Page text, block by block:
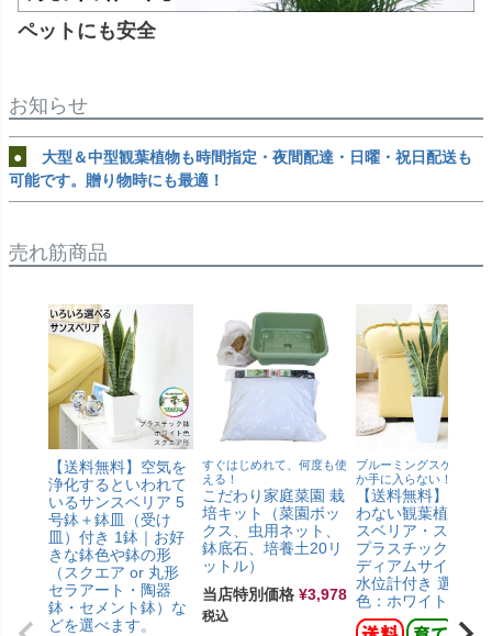
ペットにも安全
お知らせ
●
大型＆中型観葉植物も時間指定・夜間配達・日曜・祝日配送も
可能です。贈り物時にも最適！
売れ筋商品
【送料無料】空気を
浄化するといわれて
いるサンスベリア 5
号鉢＋鉢皿（受け
皿）付き 1鉢｜お好
きな鉢色や鉢の形
（スクエア or 丸形
セラアート・陶器
鉢・セメント鉢）な
どを選べます。
すぐはじめれて、何度も使
える！
こだわり家庭菜園 栽
培キット（菜園ボッ
クス、虫用ネット、
鉢底石、培養土20リ
ットル）
当店特別価格 ¥3,978
税込
ブルーミングスケープで
か手に入らない！
【送料無料】土を
わない観葉植物 サ
スベリア・スクエ
プラスチック鉢「
ディアムサイズ」
水位計付き 選べる
色：ホワイト